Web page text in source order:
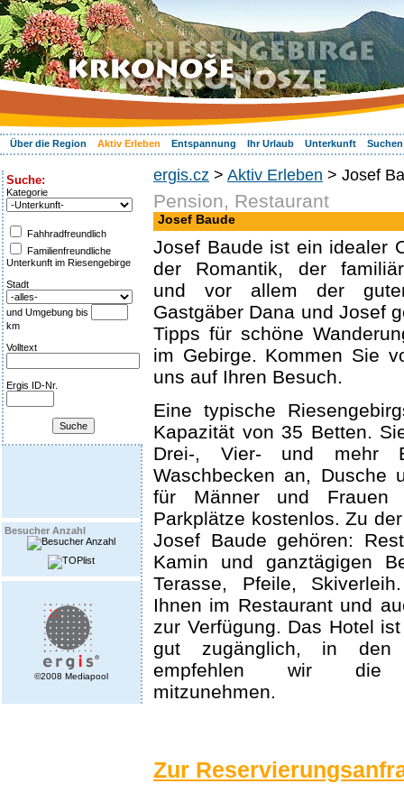
Über die Region Aktiv Erleben Entspannung Ihr Urlaub Unterkunft
Suche:
Kategorie
Fahhradfreundlich
Familienfreundliche
Unterkunft im Riesengebirge
Stadt
und Umgebung bis
km
Volltext
Ergis ID-Nr.
Besucher Anzahl
©2008 Mediapool
ergis.cz > Aktiv Erleben > Josef
Pension, Restaurant
Josef Baude
Josef Baude ist ein idealer
der Romantik, der
und vor allem der
Gastgäber Dana und Josef
Tipps für schöne
im Gebirge. Kommen Sie
uns auf Ihren Besuch.
Eine typische
Kapazität von 35 Betten.
Drei-, Vier- und mehr
Waschbecken an, Dusche
für Männer und Frauen
Parkplätze kostenlos. Zu
Josef Baude gehören:
Kamin und ganztägigen
Terasse, Pfeile,
Ihnen im Restaurant und
zur Verfügung. Das Hotel
gut zugänglich, in den
empfehlen wir die
mitzunehmen.
Zur